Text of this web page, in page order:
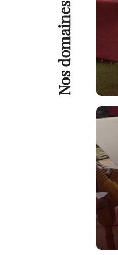
Nos domaines